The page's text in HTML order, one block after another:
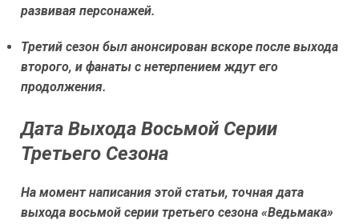
развивая персонажей.
Третий сезон был анонсирован вскоре после выхода
второго, и фанаты с нетерпением ждут его
продолжения.
Дата Выхода Восьмой Серии
Третьего Сезона
На момент написания этой статьи, точная дата
выхода восьмой серии третьего сезона «Ведьмака»